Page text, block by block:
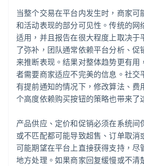
当整个交易在平台内发生时，商家可
和活动表现的部分可见性。传统的网
适用，并且报告在很大程度上取决于
了弥补，团队通常依赖平台分析、促
来推断表现。结果对整体趋势更有用
者需要商家适应不完美的信息。社交
有提前通知的情况下，修改算法、费
个高度依赖购买按钮的策略也带来了
产品供应、定价和促销必须在系统间
或不匹配都可能导致超售、订单取消
可能期望在平台上直接获得支持，尽
地方处理。如果商家回复缓慢或不清